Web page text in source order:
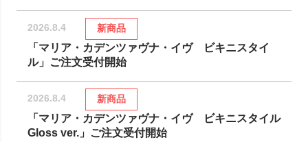
2026.8.4 新商品
「マリア・カデンツァヴナ・イヴ ビキニスタイ
ル」ご注文受付開始
2026.8.4 新商品
「マリア・カデンツァヴナ・イヴ ビキニスタイル
Gloss ver.」ご注文受付開始